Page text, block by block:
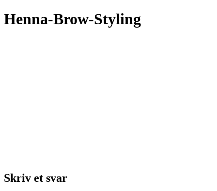
Henna-Brow-Styling
Skriv et svar